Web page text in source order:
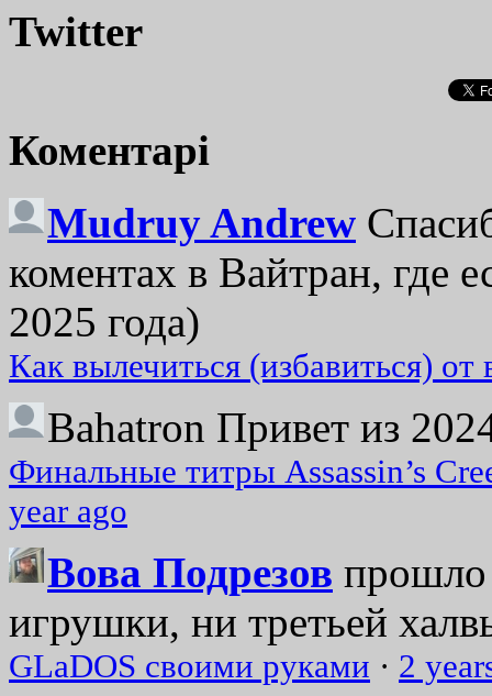
Twitter
Коментарі
Mudruy Andrew
коментах в Вайтран, где
2025 года)
Как вылечиться (избавиться)
Bahatron Привет из
Финальные титры Assassin’s
year ago
Вова Подрезов прошло
игрушки, ни третьей
GLaDOS своими руками · 2